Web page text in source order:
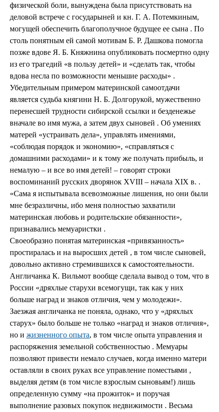
физической боли, вынуждена была присутствовать на
деловой встрече с государыней и кн. Г. А. Потемкиным,
могущей обеспечить благополучное будущее ее сына . По
столь понятным ей самой мотивам Б. Р. Дашкова помогла
позже вдове Я. Б. Княжнина опубликовать посмертно одну
из его трагедий «в пользу детей» и «сделать так, чтобы
вдова несла по возможности меньшие расходы» .
Убедительным примером материнской самоотдачи
является судьба княгини Н. Б. Долгорукой, мужественно
перенесшей трудности сибирской ссылки и безденежье
вначале во имя мужа, а затем двух сыновей . Об умениях
матерей «устраивать дела», управлять имениями,
«соблюдая порядок и экономию», «справляться с
домашними расходами» и к тому же получать прибыль, и
немалую – и все во имя детей! – говорят строки
воспоминаний русских дворянок XVIII – начала XIX в. .
«Сама я испытывала всевозможные лишения, но они были
мне безразличны, ибо меня полностью захватили
материнская любовь и родительские обязанности»,
признавались мемуаристки .
Своеобразно понятая материнская «привязанность»
простиралась и на выросших детей , в том числе сыновей,
довольно активно стремившихся к самостоятельности.
Англичанка К. Вильмот вообще сделала вывод о том, что в
России «дряхлые старухи всемогущи, так как у них
больше наград и знаков отличия, чем у молодежи».
Заезжая англичанка не поняла, однако, что у «дряхлых
старух» было больше не только «наград и знаков отличия»,
но и жизненного опыта, в том числе опыта управления и
распоряжения земельной собственностью . Мемуары
позволяют привести немало случаев, когда именно матери
оставляли в своих руках все управление поместьями ,
выделяя детям (в том числе взрослым сыновьям!) лишь
определенную сумму «на прожиток» и поручая
выполнение разовых покупок недвижимости . Весьма